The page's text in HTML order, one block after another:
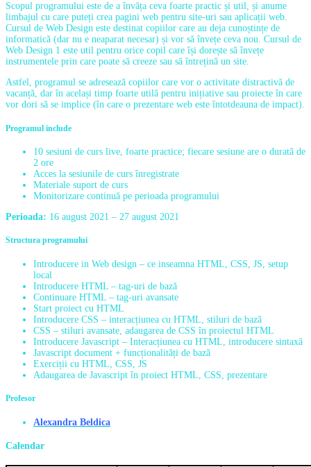
Scopul programului este de a învăța ceva foarte practic și util, și anume
limbajul cu care puteți crea pagini web pentru site-uri sau aplicații web.
Cursul de Web Design este destinat copiilor care au deja cunoștințe de
informatică (dar nu e neaparat necesar) și vor să învețe ceva nou. Cursul de
Web Design 1 este util pentru orice copil care își dorește să învețe
instrumentele prin care poate să creeze sau să întrețină un site.
Astfel, programul se adresează copiilor care vor o activitate distractivă de
vacanță, dar în același timp foarte utilă pentru inițiative sau proiecte în care
vor dori să se implice (în care o prezentare web este întotdeauna de impact).
Programul include
10 sesiuni de curs live, foarte practice; fiecare sesiune are o durată de
2 ore
Acces la sesiunile de curs înregistrate
Materiale suport de curs
Monitorizare continuă pe perioada programului
Perioada: 16 august 2021 – 27 august 2021
Structura programului
Introducere in Web design – ce inseamna HTML, CSS, JS, setup
local
Introducere HTML – tag-uri de bază
Continuare HTML – tag-uri avansate
Start proiect cu HTML
Introducere CSS – interacțiunea cu HTML, stiluri de bază
CSS – stiluri avansate, adaugarea de CSS în proiectul HTML
Introducere Javascript – Interacțiunea cu HTML, introducere sintaxă
Javascript document + funcționalități de bază
Exerciții cu HTML, CSS, JS
Adaugarea de Javascript în proiect HTML, CSS, prezentare
Profesor
Alexandra Beldica
Calendar